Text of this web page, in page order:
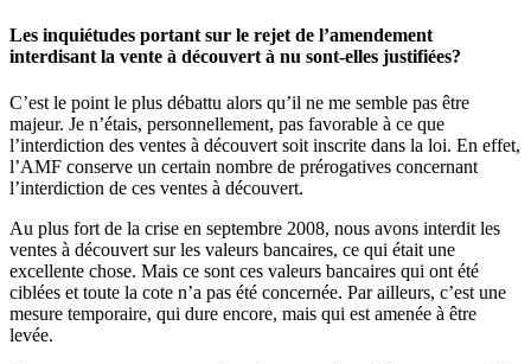
Les inquiétudes portant sur le rejet de l’amendement
interdisant la vente à découvert à nu sont-elles justifiées?
C’est le point le plus débattu alors qu’il ne me semble pas être
majeur. Je n’étais, personnellement, pas favorable à ce que
l’interdiction des ventes à découvert soit inscrite dans la loi. En effet,
l’AMF conserve un certain nombre de prérogatives concernant
l’interdiction de ces ventes à découvert.
Au plus fort de la crise en septembre 2008, nous avons interdit les
ventes à découvert sur les valeurs bancaires, ce qui était une
excellente chose. Mais ce sont ces valeurs bancaires qui ont été
ciblées et toute la cote n’a pas été concernée. Par ailleurs, c’est une
mesure temporaire, qui dure encore, mais qui est amenée à être
levée.